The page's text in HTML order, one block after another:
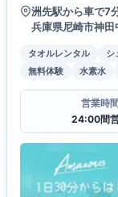
洲先駅から車で7
兵庫県尼崎市神
タオルレンタル シ
無料体験
水素水
営業時間
24:00間